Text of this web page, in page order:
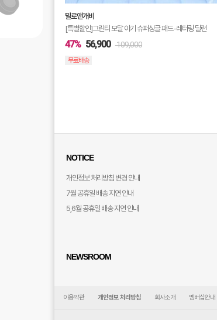
밀로앤개비
[특별할인]그린티 모달 아기 슈퍼싱글 패드-레터링 딜런
47% 56,900 109,000
무료배송
NOTICE
개인정보 처리방침 변경 안내
7월 공휴일 배송 지연 안내
5,6월 공휴일 배송 지연 안내
NEWSROOM
이용약관 개인정보 처리방침 회사소개 멤버십안내